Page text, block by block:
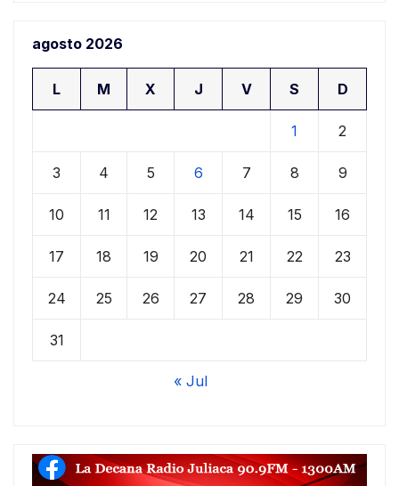
agosto 2026
L M X J V S D
1 2
3 4 5 6 7 8 9
10 11 12 13 14 15 16
17 18 19 20 21 22 23
24 25 26 27 28 29 30
31
« Jul